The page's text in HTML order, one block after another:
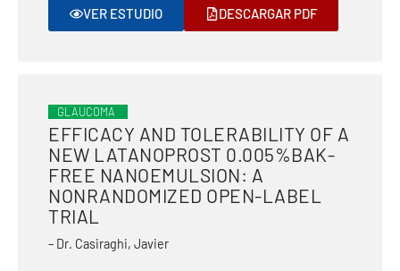
VER ESTUDIO DESCARGAR PDF
GLAUCOMA
EFFICACY AND TOLERABILITY OF A
NEW LATANOPROST 0.005%BAK-
FREE NANOEMULSION: A
NONRANDOMIZED OPEN-LABEL
TRIAL
– Dr. Casiraghi, Javier